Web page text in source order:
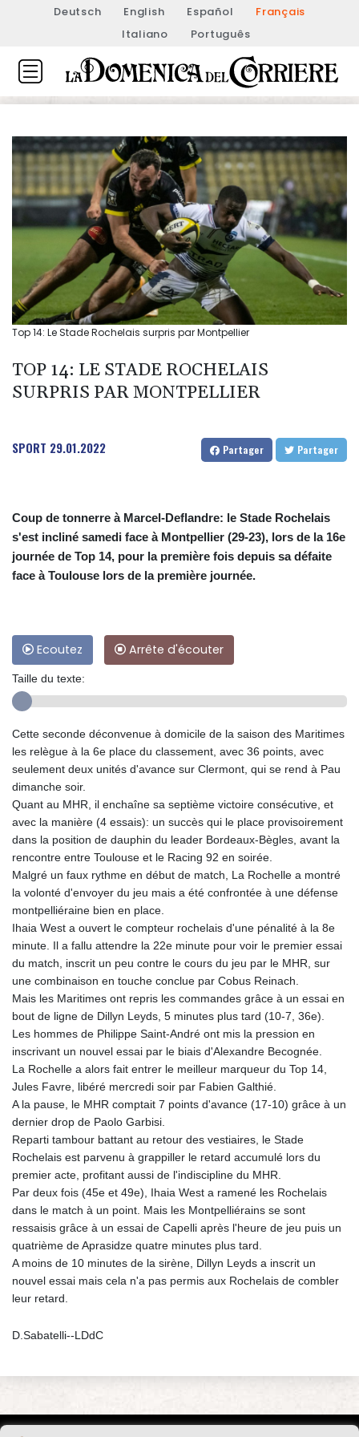
Deutsch English Español
Français
Italiano
Português
Top 14: Le Stade Rochelais surpris par Montpellier
TOP 14: LE STADE ROCHELAIS
SURPRIS PAR MONTPELLIER
SPORT 29.01.2022 Partager Partager
Coup de tonnerre à Marcel-Deflandre: le Stade Rochelais
s'est incliné samedi face à Montpellier (29-23), lors de la 16e
journée de Top 14, pour la première fois depuis sa défaite
face à Toulouse lors de la première journée.
Ecoutez Arrête d'écouter
Taille du texte:
Cette seconde déconvenue à domicile de la saison des Maritimes
les relègue à la 6e place du classement, avec 36 points, avec
seulement deux unités d'avance sur Clermont, qui se rend à Pau
dimanche soir.
Quant au MHR, il enchaîne sa septième victoire consécutive, et
avec la manière (4 essais): un succès qui le place provisoirement
dans la position de dauphin du leader Bordeaux-Bègles, avant la
rencontre entre Toulouse et le Racing 92 en soirée.
Malgré un faux rythme en début de match, La Rochelle a montré
la volonté d'envoyer du jeu mais a été confrontée à une défense
montpelliéraine bien en place.
Ihaia West a ouvert le compteur rochelais d'une pénalité à la 8e
minute. Il a fallu attendre la 22e minute pour voir le premier essai
du match, inscrit un peu contre le cours du jeu par le MHR, sur
une combinaison en touche conclue par Cobus Reinach.
Mais les Maritimes ont repris les commandes grâce à un essai en
bout de ligne de Dillyn Leyds, 5 minutes plus tard (10-7, 36e).
Les hommes de Philippe Saint-André ont mis la pression en
inscrivant un nouvel essai par le biais d'Alexandre Becognée.
La Rochelle a alors fait entrer le meilleur marqueur du Top 14,
Jules Favre, libéré mercredi soir par Fabien Galthié.
A la pause, le MHR comptait 7 points d'avance (17-10) grâce à un
dernier drop de Paolo Garbisi.
Reparti tambour battant au retour des vestiaires, le Stade
Rochelais est parvenu à grappiller le retard accumulé lors du
premier acte, profitant aussi de l'indiscipline du MHR.
Par deux fois (45e et 49e), Ihaia West a ramené les Rochelais
dans le match à un point. Mais les Montpelliérains se sont
ressaisis grâce à un essai de Capelli après l'heure de jeu puis un
quatrième de Aprasidze quatre minutes plus tard.
A moins de 10 minutes de la sirène, Dillyn Leyds a inscrit un
nouvel essai mais cela n'a pas permis aux Rochelais de combler
leur retard.
D.Sabatelli--LDdC